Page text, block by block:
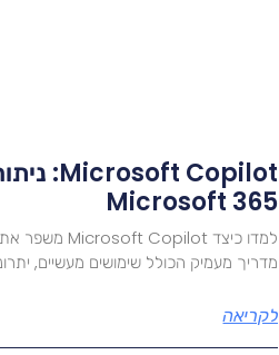
Microsoft 365
מדריך מעמיק הכולל שימושים מעשיים,
לקריאה